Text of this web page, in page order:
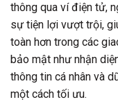
thông qua ví điện tử,
sự tiện lợi vượt trội,
toàn hơn trong các
bảo mật như nhận
thông tin cá nhân và
một cách tối ưu.